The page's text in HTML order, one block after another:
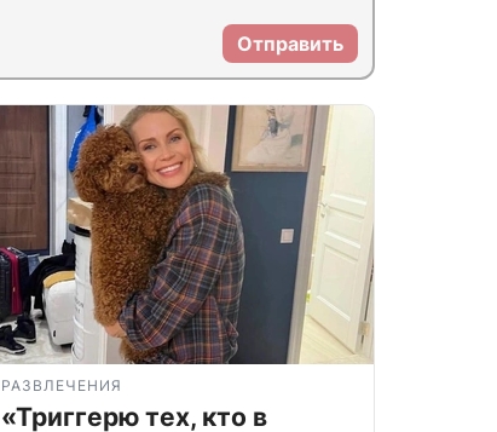
Отправить
РАЗВЛЕЧЕНИЯ
«Триггерю тех, кто в